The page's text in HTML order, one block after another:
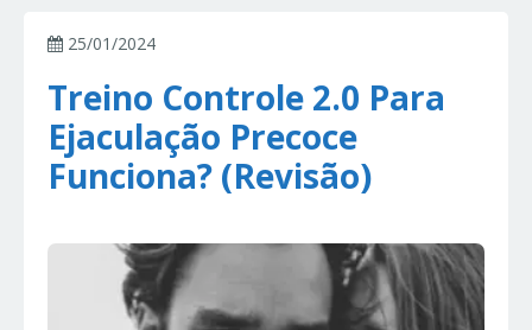
25/01/2024
Treino Controle 2.0 Para
Ejaculação Precoce
Funciona? (Revisão)